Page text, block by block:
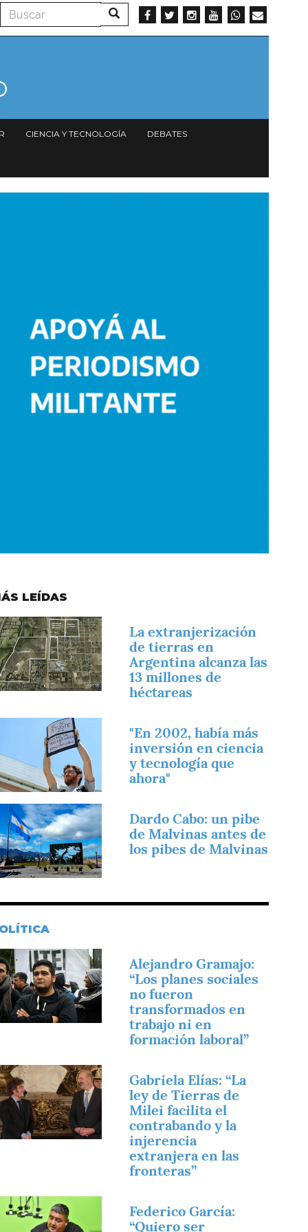
Buscar Buscar
CIENCIA Y TECNOLOGÍA DEBATES
LEÍDAS
La extranjerización
de tierras en
Argentina alcanza las
13 millones de
héctareas
"En 2002, había más
inversión en ciencia
y tecnología que
ahora"
Dardo Cabo: un pibe
de Malvinas antes de
los pibes de Malvinas
Alejandro Gramajo:
“Los planes sociales
no fueron
transformados en
trabajo ni en
formación laboral”
Gabriela Elías: “La
ley de Tierras de
Milei facilita el
contrabando y la
injerencia
extranjera en las
fronteras”
Federico García:
“Quiero ser